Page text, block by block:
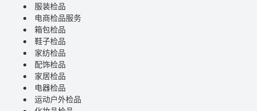
服装检品
电商检品服务
箱包检品
鞋子检品
家纺检品
配饰检品
家居检品
电器检品
运动户外检品